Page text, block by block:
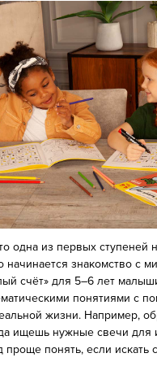
одна из первых ступеней
начинается знакомство с
счёт» для 5–6 лет
понятиями с
жизни. Например,
ищешь нужные свечи для
проще понять, если искать